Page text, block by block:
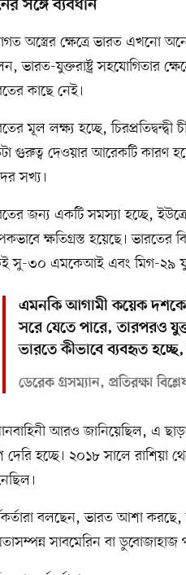
সঙ্গে ব্যবধান
অস্ত্রের ক্ষেত্রে ভারত এখনো
ভারত-যুক্তরাষ্ট্র সহযোগিতার
কাছে নেই।
মূল লক্ষ্য হচ্ছে,
গুরুত্ব দেওয়ার আরেকটি কারণ
সখ্য।
জন্য একটি সমস্যা হচ্ছে,
ক্ষতিগ্রস্ত হয়েছে। ভারতের
সু-৩০ এমকেআই এবং মিগ-২৯
এমনকি আগামী কয়েক দশকে
সরে যেতে পারে, তারপরও
ভারতে কীভাবে ব্যবহৃত
ডেরেক গ্রসম্যান, প্রতিরক্ষা
আরও জানিয়েছিল, এ
দেরি হচ্ছে। ২০১৮ সালে রাশিয়া
বলছেন, ভারত আশা করছে,
সাবমেরিন বা ডুবোজাহাজ